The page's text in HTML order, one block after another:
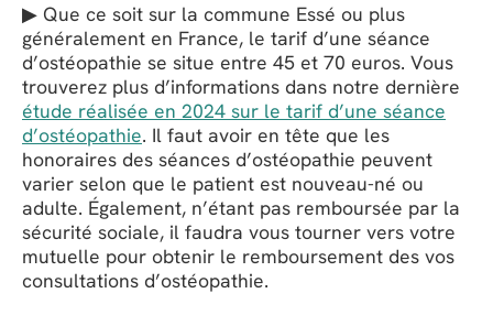
▶ Que ce soit sur la commune Essé ou plus
généralement en France, le tarif d’une séance
d’ostéopathie se situe entre 45 et 70 euros. Vous
trouverez plus d’informations dans notre dernière
étude réalisée en 2024 sur le tarif d’une séance
d’ostéopathie. Il faut avoir en tête que les
honoraires des séances d’ostéopathie peuvent
varier selon que le patient est nouveau-né ou
adulte. Également, n’étant pas remboursée par la
sécurité sociale, il faudra vous tourner vers votre
mutuelle pour obtenir le remboursement des vos
consultations d’ostéopathie.